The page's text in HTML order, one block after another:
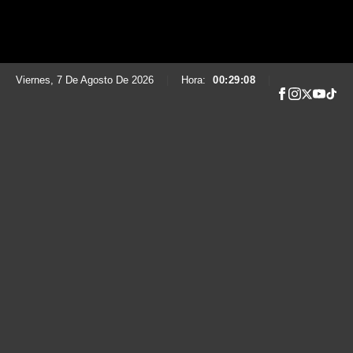
Viernes, 7 De Agosto De 2026 Hora: 00:29:10